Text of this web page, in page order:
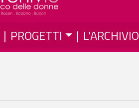
PROGETTI L'ARCHIVIO